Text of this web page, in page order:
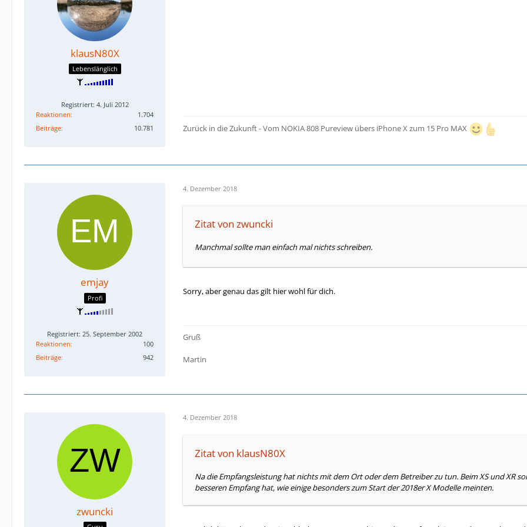
klausN80X
Lebenslänglich
Registriert: 4. Juli 2012
Reaktionen
1.704
Beiträge
10.781 Zurück in die Zukunft - Vom NOKIA 808 Pureview übers iPhone X zum 15 Pro MAX
emjay
Profi
Registriert: 25. September 2002
Reaktionen
100
Beiträge
942
4. Dezember 2018
Zitat von zwuncki
Manchmal sollte man einfach mal nichts schreiben.
Sorry, aber genau das gilt hier wohl für dich.
Gruß
Martin
zwuncki
4. Dezember 2018
Zitat von klausN80X
Na die Empfangsleistung hat nichts mit dem Ort oder dem Betreiber zu tun. Beim XS und XR
besseren Empfang hat, wie einige besonders zum Start der 2018er X Modelle meinten.